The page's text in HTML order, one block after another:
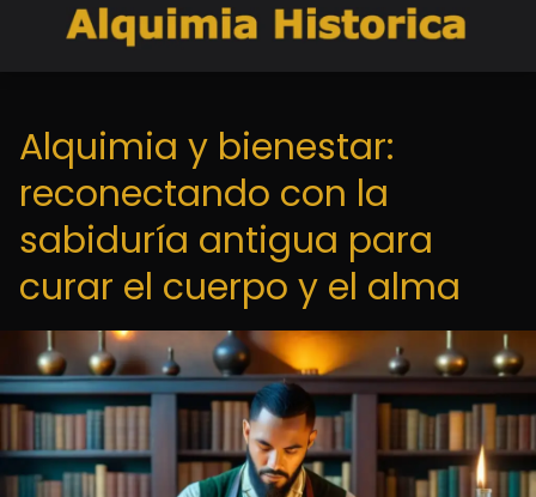
Alquimia y bienestar:
reconectando con la
sabiduría antigua para
curar el cuerpo y el alma